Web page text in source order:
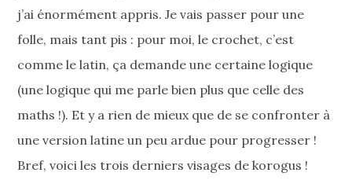
j’ai énormément appris. Je vais passer pour une
folle, mais tant pis : pour moi, le crochet, c’est
comme le latin, ça demande une certaine logique
(une logique qui me parle bien plus que celle des
maths !). Et y a rien de mieux que de se confronter à
une version latine un peu ardue pour progresser !
Bref, voici les trois derniers visages de korogus !